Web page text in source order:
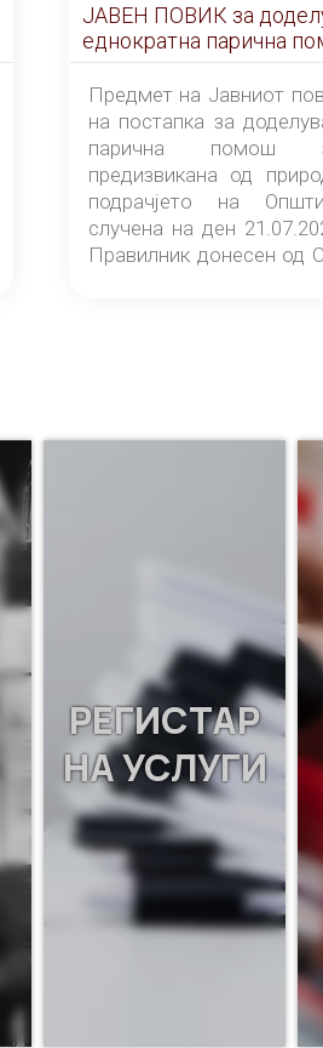
ЈАВЕН ПОВИК за доделување на
еднократна парична
штетата предизвикана од природната
непогода на
Центар-Скопје случена на ден 21.07.2026
година
Предмет на Јавниот
на постапка за
парична помош
предизвикана од
подрачјето на
случена на ден
Правилник донесен од
РЕГИСТАР
НА УСЛУГИ